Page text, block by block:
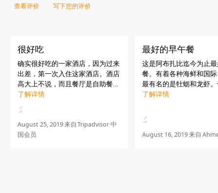
查看评价 写下您的评价
很好吃
确实很好吃的一家酒店，因为过来
出差，第一次入住这家酒店。酒店
高大上不说，而且餐厅是自助餐，
有各种菜品，我最喜欢的就是甜点
hearted and help me a lot!
了解详情
August 25, 2019来自Tripadvisor 中
国会员
最好的早午餐
这是阿布扎比迄今为止
餐。有着各种海鲜和国
最有名的是牡蛎和龙虾
务是最好的。找Ibrahim
“Urban Kitchen”为我们
了解详情
August 16, 2019来自